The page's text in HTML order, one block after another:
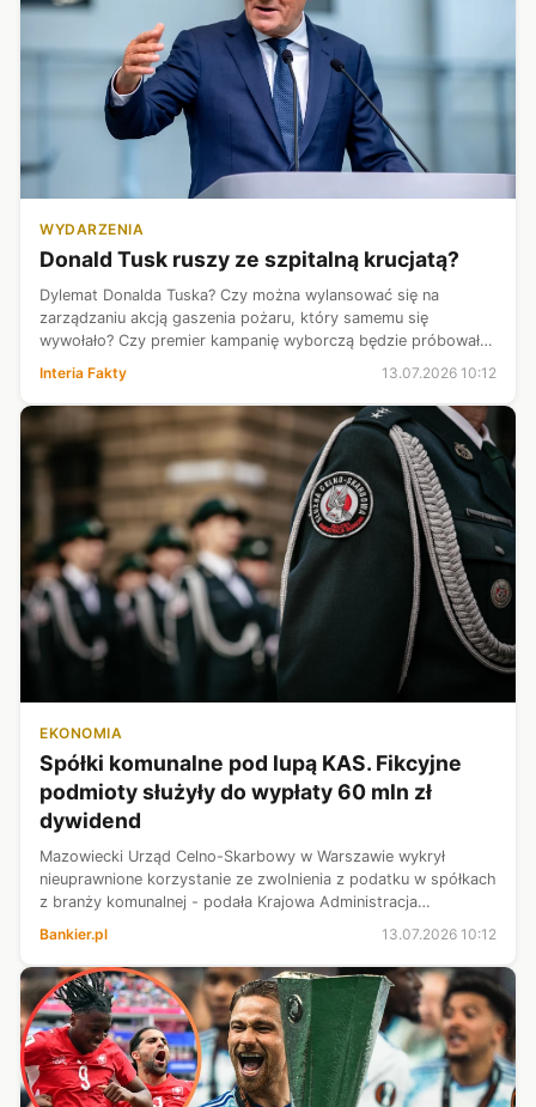
WYDARZENIA
Donald Tusk ruszy ze szpitalną krucjatą?
Dylemat Donalda Tuska? Czy można wylansować się na
zarządzaniu akcją gaszenia pożaru, który samemu się
wywołało? Czy premier kampanię wyborczą będzie próbował
uzdrawiania służby zdrowia?
Interia Fakty 13.07.2026 10:12
EKONOMIA
Spółki komunalne pod lupą KAS. Fikcyjne
podmioty służyły do wypłaty 60 mln zł
dywidend
Mazowiecki Urząd Celno-Skarbowy w Warszawie wykrył
nieuprawnione korzystanie ze zwolnienia z podatku w spółkach
z branży komunalnej - podała Krajowa Administracja
wyniosły blisko 20 mln zł.
Bankier.pl 13.07.2026 10:12